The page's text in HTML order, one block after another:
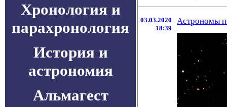
Хронология и
парахронология
История и
астрономия
Альмагест
03.03.2020
18:39
Астрономы